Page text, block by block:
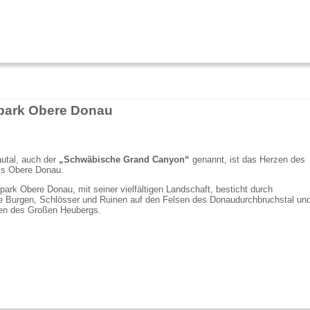
Obere Donau
auch der „Schwäbische Grand Canyon“ genannt, ist das Herzen des
Obere Donau.
Obere Donau, mit seiner vielfältigen Landschaft, besticht durch
Burgen, Schlösser und Ruinen auf den Felsen des Donaudurchbruchstal
des Großen Heubergs.